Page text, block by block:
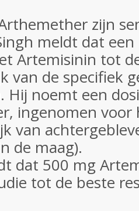
zijn
meldt dat
Artemisinin tot
van de specifiek
Hij noemt een
ingenomen voor
van
de maag).
dat 500 mg
tot de beste